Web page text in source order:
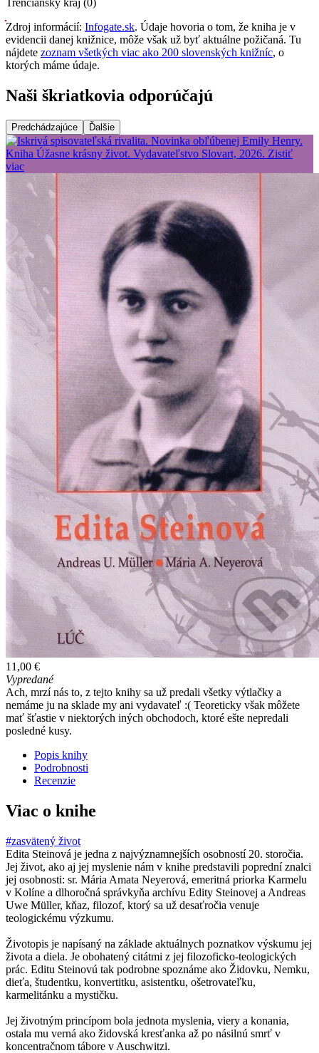
Trenčiansky kraj (0)
Zdroj informácií: Infogate.sk. Údaje hovoria o tom, že kniha je v
evidencii danej knižnice, môže však už byť aktuálne požičaná. Tu
nájdete zoznam všetkých viac ako 200 slovenských knižníc, o
ktorých máme údaje.
Naši škriatkovia odporúčajú
Predchádzajúce Ďalšie
11,00 €
Vypredané
Ach, mrzí nás to, z tejto knihy sa už predali všetky výtlačky a
nemáme ju na sklade my ani vydavateľ :( Teoreticky však môžete
mať šťastie v niektorých iných obchodoch, ktoré ešte nepredali
posledné kusy.
Popis knihy
Podrobnosti
Recenzie
Viac o knihe
#zasvätený život
Edita Steinová je jedna z najvýznamnejších osobností 20. storočia.
Jej život, ako aj jej myslenie nám v knihe predstavili poprední znalci
jej osobnosti: sr. Mária Amata Neyerová, emeritná priorka Karmelu
v Kolíne a dlhoročná správkyňa archívu Edity Steinovej a Andreas
Uwe Müller, kňaz, filozof, ktorý sa už desaťročia venuje
teologickému výzkumu.
Životopis je napísaný na základe aktuálnych poznatkov výskumu jej
života a diela. Je obohatený citátmi z jej filozoficko-teologických
prác. Editu Steinovú tak podrobne spoznáme ako Židovku, Nemku,
dieťa, študentku, konvertitku, asistentku, ošetrovateľku,
karmelitánku a mystičku.
Jej životným princípom bola jednota myslenia, viery a konania,
ostala mu verná ako židovská kresťanka až po násilnú smrť v
koncentračnom tábore v Auschwitzi.